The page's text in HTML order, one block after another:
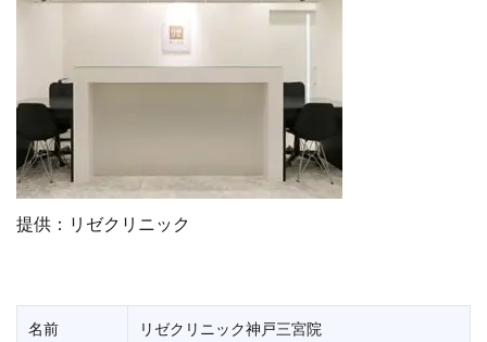
提供：リゼクリニック
名前 リゼクリニック神戸三宮院